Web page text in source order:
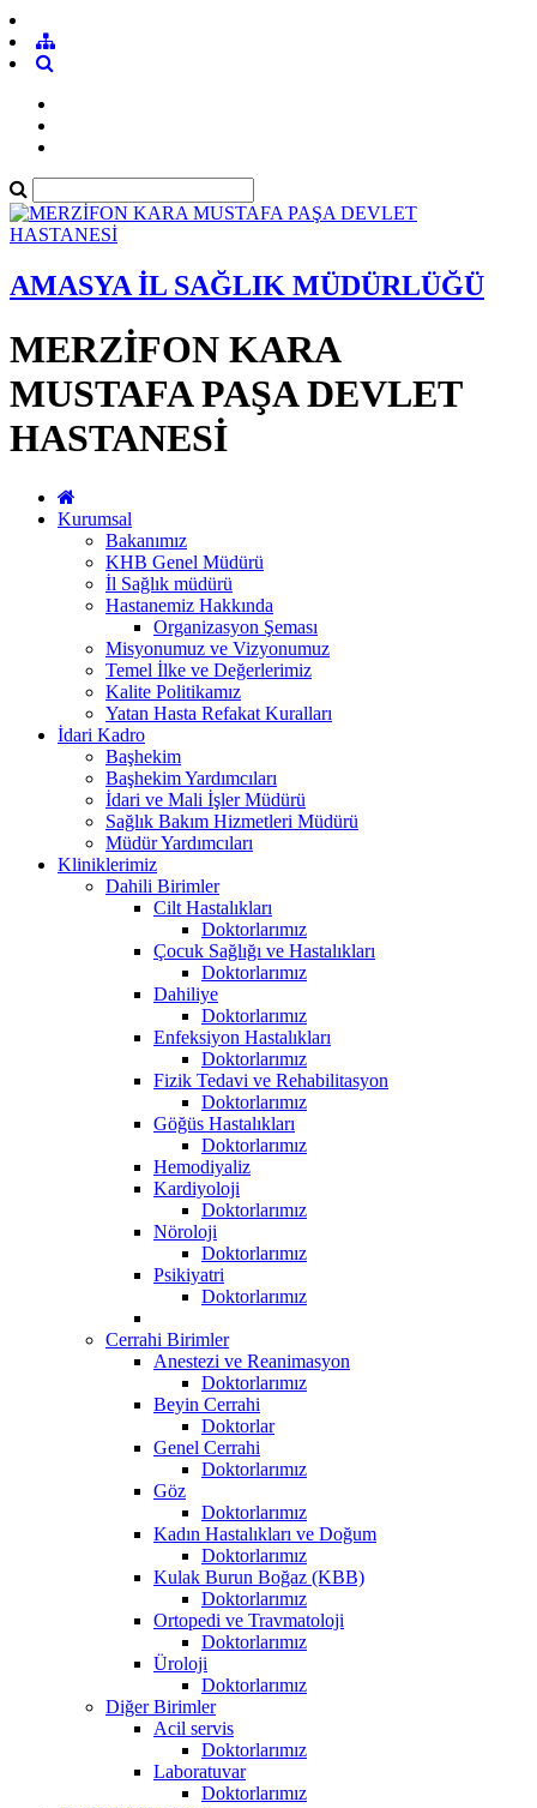
AMASYA İL SAĞLIK MÜDÜRLÜĞÜ
MERZİFON KARA
MUSTAFA PAŞA DEVLET
HASTANESİ
Kurumsal
Bakanımız
KHB Genel Müdürü
İl Sağlık müdürü
Hastanemiz Hakkında
Organizasyon Şeması
Misyonumuz ve Vizyonumuz
Temel İlke ve Değerlerimiz
Kalite Politikamız
Yatan Hasta Refakat Kuralları
İdari Kadro
Başhekim
Başhekim Yardımcıları
İdari ve Mali İşler Müdürü
Sağlık Bakım Hizmetleri Müdürü
Müdür Yardımcıları
Kliniklerimiz
Dahili Birimler
Cilt Hastalıkları
Doktorlarımız
Çocuk Sağlığı ve Hastalıkları
Doktorlarımız
Dahiliye
Doktorlarımız
Enfeksiyon Hastalıkları
Doktorlarımız
Fizik Tedavi ve Rehabilitasyon
Doktorlarımız
Göğüs Hastalıkları
Doktorlarımız
Hemodiyaliz
Kardiyoloji
Doktorlarımız
Nöroloji
Doktorlarımız
Psikiyatri
Doktorlarımız
Cerrahi Birimler
Anestezi ve Reanimasyon
Doktorlarımız
Beyin Cerrahi
Doktorlar
Genel Cerrahi
Doktorlarımız
Göz
Doktorlarımız
Kadın Hastalıkları ve Doğum
Doktorlarımız
Kulak Burun Boğaz (KBB)
Doktorlarımız
Ortopedi ve Travmatoloji
Doktorlarımız
Üroloji
Doktorlarımız
Diğer Birimler
Acil servis
Doktorlarımız
Laboratuvar
Doktorlarımız